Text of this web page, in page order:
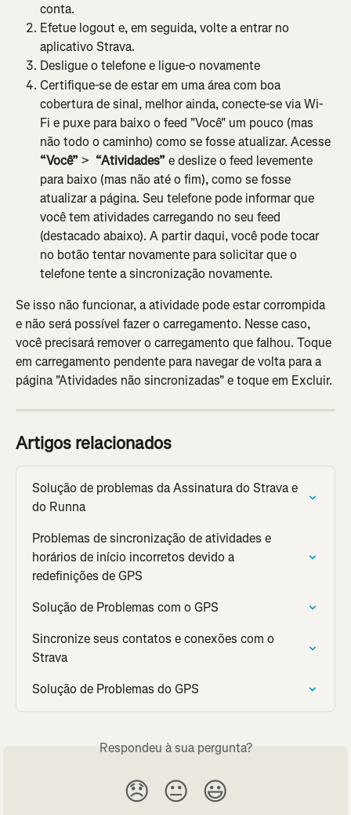
conta.
Efetue logout e, em seguida, volte a entrar no
aplicativo Strava.
Desligue o telefone e ligue-o novamente
Certifique-se de estar em uma área com boa
cobertura de sinal, melhor ainda, conecte-se via Wi-
Fi e puxe para baixo o feed "Você" um pouco (mas
não todo o caminho) como se fosse atualizar. Acesse
“Você” > “Atividades” e deslize o feed levemente
para baixo (mas não até o fim), como se fosse
atualizar a página. Seu telefone pode informar que
você tem atividades carregando no seu feed
(destacado abaixo). A partir daqui, você pode tocar
no botão tentar novamente para solicitar que o
telefone tente a sincronização novamente.
Se isso não funcionar, a atividade pode estar corrompida
e não será possível fazer o carregamento. Nesse caso,
você precisará remover o carregamento que falhou. Toque
em carregamento pendente para navegar de volta para a
página "Atividades não sincronizadas" e toque em Excluir.
Artigos relacionados
Solução de problemas da Assinatura do Strava e
do Runna
Problemas de sincronização de atividades e
horários de início incorretos devido a
redefinições de GPS
Solução de Problemas com o GPS
Sincronize seus contatos e conexões com o
Strava
Solução de Problemas do GPS
Respondeu à sua pergunta?
😞 😐 😃